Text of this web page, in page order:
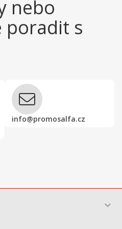
nebo
poradit s
info@promosalfa.cz
